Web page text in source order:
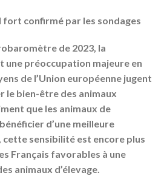
fort confirmé par les sondages
de 2023, la
une préoccupation majeure en
de l’Union européenne jugent
bien-être des animaux
que les animaux de
d’une meilleure
cette sensibilité est encore plus
Français favorables à une
animaux d’élevage.